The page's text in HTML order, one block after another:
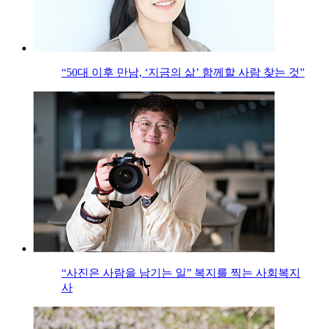
“50대 이후 만남, ‘지금의 삶’ 함께할 사람 찾는 것”
“사진은 사람을 남기는 일” 복지를 찍는 사회복지
사